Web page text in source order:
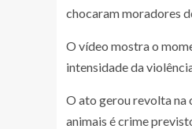
chocaram moradores
O vídeo mostra o
intensidade da
O ato gerou revolta na
animais é crime